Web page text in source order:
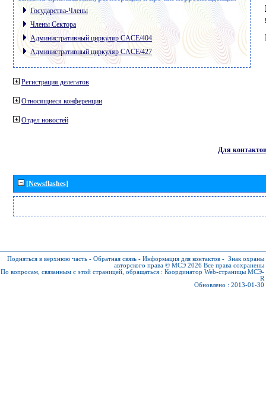
Государства-Члены
Члены Сектора
Административный циркуляр CACE/404
Административный циркуляр CACE/427
Регистрация делегатов
Относящиеся конференции
Отдел новостей
Для контактов
[Newsflashes]
Подняться в верхнюю часть - Обратная связь - Информация для контактов - Знак охраны
авторского права © МСЭ 2026 Все права сохранены
По вопросам, связанным с этой страницей, обращаться : Координатор Web-страницы МСЭ-
R
Обновлено : 2013-01-30